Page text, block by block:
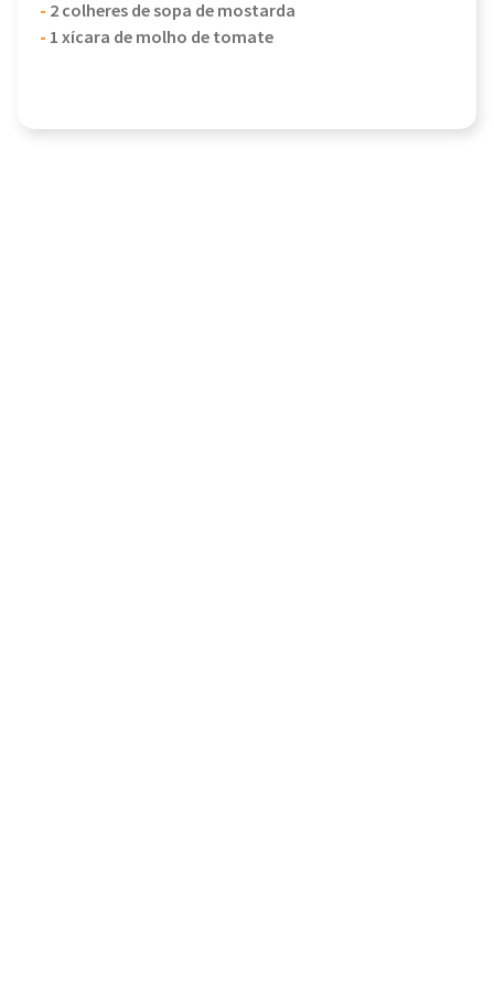
- 2 colheres de sopa de mostarda
- 1 xícara de molho de tomate